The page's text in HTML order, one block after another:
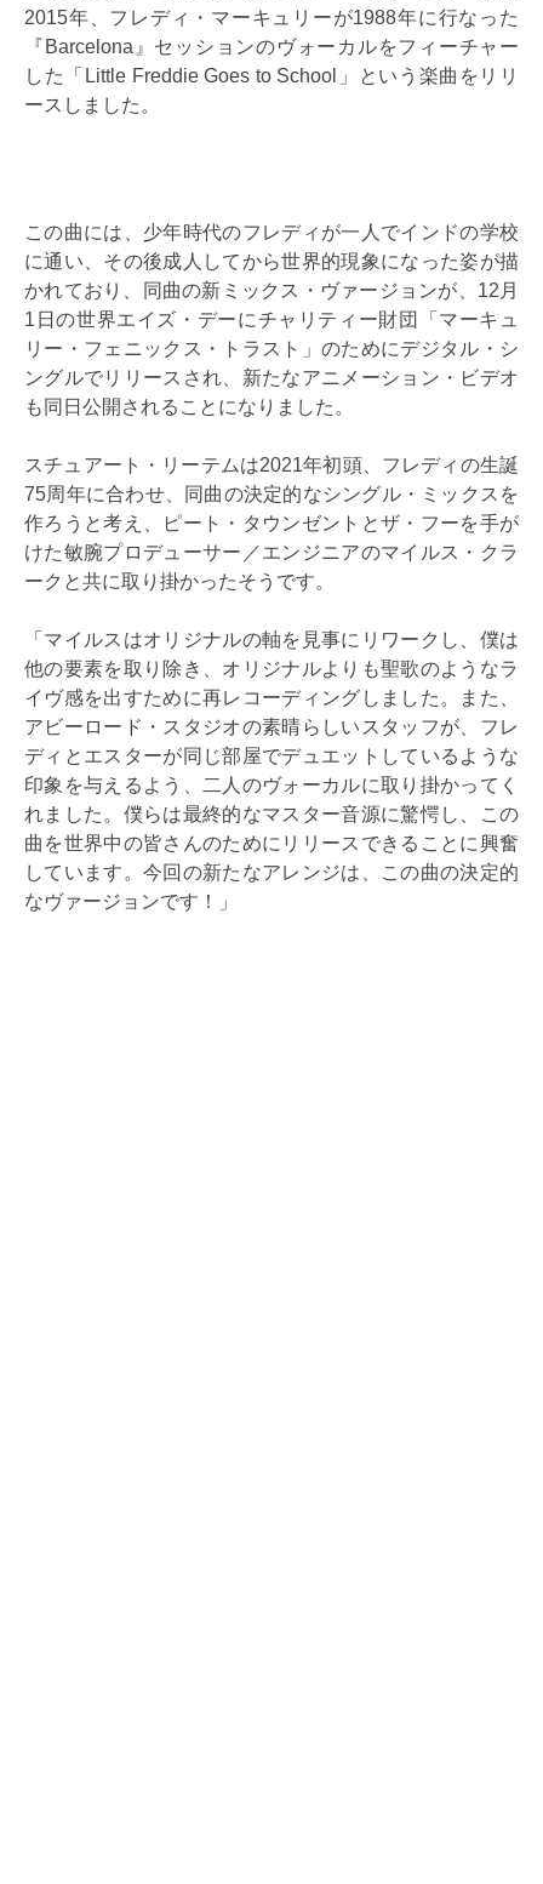
2015年、フレディ・マーキュリーが1988年に行なった
『Barcelona』セッションのヴォーカルをフィーチャー
した「Little Freddie Goes to School」という楽曲をリリ
ースしました。
この曲には、少年時代のフレディが一人でインドの学校
に通い、その後成人してから世界的現象になった姿が描
かれており、同曲の新ミックス・ヴァージョンが、12月
1日の世界エイズ・デーにチャリティー財団「マーキュ
リー・フェニックス・トラスト」のためにデジタル・シ
ングルでリリースされ、新たなアニメーション・ビデオ
も同日公開されることになりました。
スチュアート・リーテムは2021年初頭、フレディの生誕
75周年に合わせ、同曲の決定的なシングル・ミックスを
作ろうと考え、ピート・タウンゼントとザ・フーを手が
けた敏腕プロデューサー／エンジニアのマイルス・クラ
ークと共に取り掛かったそうです。
「マイルスはオリジナルの軸を見事にリワークし、僕は
他の要素を取り除き、オリジナルよりも聖歌のようなラ
イヴ感を出すために再レコーディングしました。また、
アビーロード・スタジオの素晴らしいスタッフが、フレ
ディとエスターが同じ部屋でデュエットしているような
印象を与えるよう、二人のヴォーカルに取り掛かってく
れました。僕らは最終的なマスター音源に驚愕し、この
曲を世界中の皆さんのためにリリースできることに興奮
しています。今回の新たなアレンジは、この曲の決定的
なヴァージョンです！」